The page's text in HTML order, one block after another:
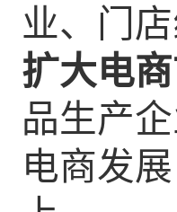
业、门
扩大电商
品生产
电商发展